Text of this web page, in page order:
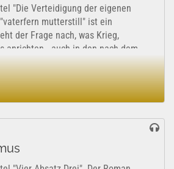
"Die Verteidigung der eigenen
mutterstill" ist ein
der Frage nach, was Krieg,
anrichten - auch in den nach dem
Ist Umkehr möglich?...